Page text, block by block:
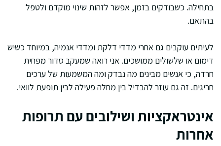
בתחילה. כשבודקים בזמן, אפשר לזהות שינוי מוקדם ולטפל
בהתאם.
לעיתים עוקבים גם אחרי מדדי דלקת ומדדי אנמיה, במיוחד כשיש
דימום או שלשולים ממושכים. אני רואה שמעקב סדור מפחית
חרדה, כי אנשים מבינים מה נבדק ומה המשמעות של ערכים
חריגים. זה גם עוזר להבדיל בין מחלה פעילה לבין תופעת לוואי.
אינטראקציות ושילובים עם תרופות
אחרות